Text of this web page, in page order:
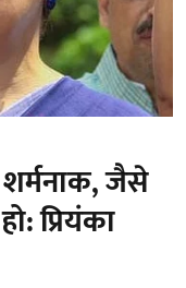
शर्मनाक, जैसे
प्रियंका